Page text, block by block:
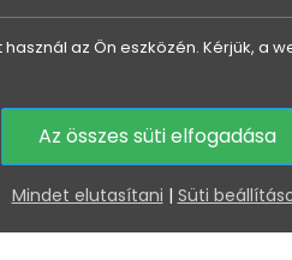
az Ön eszközén. Kérjük, a
Az összes süti elfogadása
Mindet elutasítani | Süti